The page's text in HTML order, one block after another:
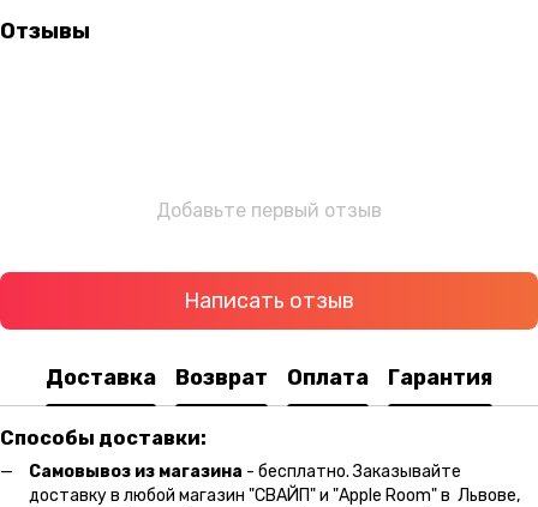
Отзывы
Добавьте первый отзыв
Написать отзыв
Доставка Возврат Оплата Гарантия
Способы доставки:
Самовывоз из магазина - бесплатно. Заказывайте
доставку в любой магазин "СВАЙП" и "Apple Room" в Львове,